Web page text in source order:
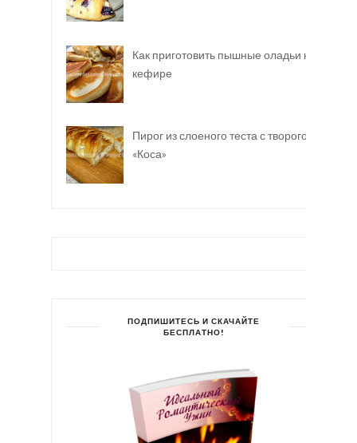
Как приготовить пышные оладьи на
кефире
Пирог из слоеного теста с творогом
«Коса»
ПОДПИШИТЕСЬ И СКАЧАЙТЕ
БЕСПЛАТНО!